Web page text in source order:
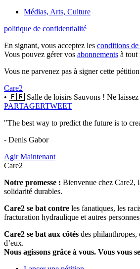
Médias, Arts, Culture
politique de confidentialité
En signant, vous acceptez les conditions de
Vous pouvez gérer vos abonnements à tout
Vous ne parvenez pas à signer cette
Care2
• 🇫🇷 Salle de loisirs Sauvons ! Ne laissez
PARTAGERTWEET
"The best way to predict the future is to
- Denis Gabor
Agir Maintenant
Care2
Notre promesse : Bienvenue chez Care2,
solidarité durables.
Care2 se bat contre les fanatiques, les
fracturation hydraulique et autres
Care2 se bat aux côtés des philanthropes,
d’eux.
Nous agissons grâce à vous. Vous vous